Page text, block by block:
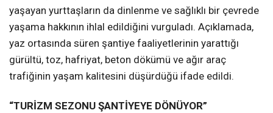
yaşayan yurttaşların da dinlenme ve sağlıklı bir çevrede
yaşama hakkının ihlal edildiğini vurguladı. Açıklamada,
yaz ortasında süren şantiye faaliyetlerinin yarattığı
gürültü, toz, hafriyat, beton dökümü ve ağır araç
trafiğinin yaşam kalitesini düşürdüğü ifade edildi.
“TURİZM SEZONU ŞANTİYEYE DÖNÜYOR”